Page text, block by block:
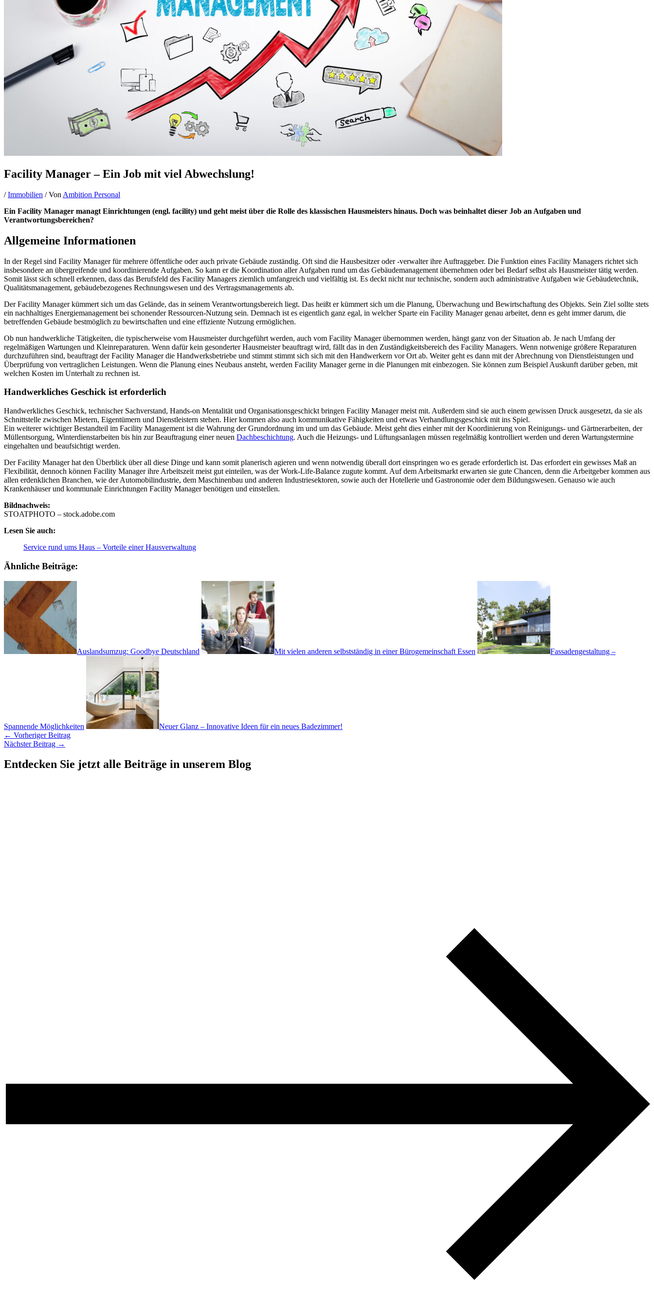
Facility Manager – Ein Job mit viel Abwechslung!
/Immobilien / Von Ambition Personal
Ein Facility Manager managt Einrichtungen (engl. facility) und geht meist über die Rolle des klassischen Hausmeisters hinaus. Doch was beinhaltet dieser Job an Aufgaben und
Verantwortungsbereichen?
Allgemeine Informationen
In der Regel sind Facility Manager für mehrere öffentliche oder auch private Gebäude zuständig. Oft sind die Hausbesitzer oder -verwalter ihre Auftraggeber. Die Funktion eines Facility Managers richtet sich
insbesondere an übergreifende und koordinierende Aufgaben. So kann er die Koordination aller Aufgaben rund um das Gebäudemanagement übernehmen oder bei Bedarf selbst als Hausmeister tätig werden.
Somit lässt sich schnell erkennen, dass das Berufsfeld des Facility Managers ziemlich umfangreich und vielfältig ist. Es deckt nicht nur technische, sondern auch administrative Aufgaben wie Gebäudetechnik,
Qualitätsmanagement, gebäudebezogenes Rechnungswesen und des Vertragsmanagements ab.
Der Facility Manager kümmert sich um das Gelände, das in seinem Verantwortungsbereich liegt. Das heißt er kümmert sich um die Planung, Überwachung und Bewirtschaftung des Objekts. Sein Ziel sollte stets
ein nachhaltiges Energiemanagement bei schonender Ressourcen-Nutzung sein. Demnach ist es eigentlich ganz egal, in welcher Sparte ein Facility Manager genau arbeitet, denn es geht immer darum, die
betreffenden Gebäude bestmöglich zu bewirtschaften und eine effiziente Nutzung ermöglichen.
Ob nun handwerkliche Tätigkeiten, die typischerweise vom Hausmeister durchgeführt werden, auch vom Facility Manager übernommen werden, hängt ganz von der Situation ab. Je nach Umfang der
regelmäßigen Wartungen und Kleinreparaturen. Wenn dafür kein gesonderter Hausmeister beauftragt wird, fällt das in den Zuständigkeitsbereich des Facility Managers. Wenn notwenige größere Reparaturen
durchzuführen sind, beauftragt der Facility Manager die Handwerksbetriebe und stimmt stimmt sich sich mit den Handwerkern vor Ort ab. Weiter geht es dann mit der Abrechnung von Dienstleistungen und
Überprüfung von vertraglichen Leistungen. Wenn die Planung eines Neubaus ansteht, werden Facility Manager gerne in die Planungen mit einbezogen. Sie können zum Beispiel Auskunft darüber geben, mit
welchen Kosten im Unterhalt zu rechnen ist.
Handwerkliches Geschick ist erforderlich
Handwerkliches Geschick, technischer Sachverstand, Hands-on Mentalität und Organisationsgeschickt bringen Facility Manager meist mit. Außerdem sind sie auch einem gewissen Druck ausgesetzt, da sie als
Schnittstelle zwischen Mietern, Eigentümern und Dienstleistern stehen. Hier kommen also auch kommunikative Fähigkeiten und etwas Verhandlungsgeschick mit ins Spiel.
Ein weiterer wichtiger Bestandteil im Facility Management ist die Wahrung der Grundordnung im und um das Gebäude. Meist geht dies einher mit der Koordinierung von Reinigungs- und Gärtnerarbeiten, der
Müllentsorgung, Winterdienstarbeiten bis hin zur Beauftragung einer neuen Dachbeschichtung. Auch die Heizungs- und Lüftungsanlagen müssen regelmäßig kontrolliert werden und deren Wartungstermine
eingehalten und beaufsichtigt werden.
Der Facility Manager hat den Überblick über all diese Dinge und kann somit planerisch agieren und wenn notwendig überall dort einspringen wo es gerade erforderlich ist. Das erfordert ein gewisses Maß an
Flexibilität, dennoch können Facility Manager ihre Arbeitszeit meist gut einteilen, was der Work-Life-Balance zugute kommt. Auf dem Arbeitsmarkt erwarten sie gute Chancen, denn die Arbeitgeber kommen aus
allen erdenklichen Branchen, wie der Automobilindustrie, dem Maschinenbau und anderen Industriesektoren, sowie auch der Hotellerie und Gastronomie oder dem Bildungswesen. Genauso wie auch
Krankenhäuser und kommunale Einrichtungen Facility Manager benötigen und einstellen.
Bildnachweis:
STOATPHOTO – stock.adobe.com
Lesen Sie auch:
Service rund ums Haus – Vorteile einer Hausverwaltung
Ähnliche Beiträge:
Auslandsumzug: Goodbye Deutschland Mit vielen anderen selbstständig in einer Bürogemeinschaft Essen Fassadengestaltung –
Spannende Möglichkeiten
Neuer Glanz – Innovative Ideen für ein neues Badezimmer!
← Vorheriger Beitrag
Nächster Beitrag →
Entdecken Sie jetzt alle Beiträge in unserem Blog